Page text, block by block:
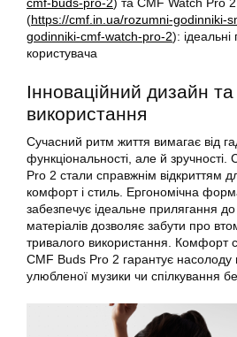
(https://cmf.in.ua/rozumni-godinniki-
godinniki-cmf-watch-pro-2):
користувача
Інноваційний дизайн
використання
Сучасний ритм життя вимагає від
функціональності, але й
Pro 2 стали справжнім відкриттям
комфорт і стиль. Ергономічна
забезпечує ідеальне прилягання до
матеріалів дозволяє забути про
тривалого використання. Комфорт
CMF Buds Pro 2 гарантує насолоду
улюбленої музики чи спілкування